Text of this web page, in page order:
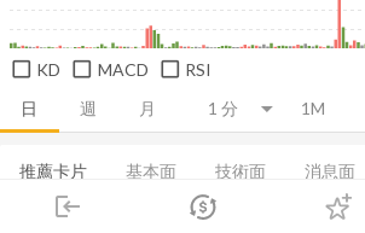
login
市場
日 週 月 1M
KD MACD RSI
推薦卡片 基本面 技術面 消息面
損益表 現金流量表 集保分布